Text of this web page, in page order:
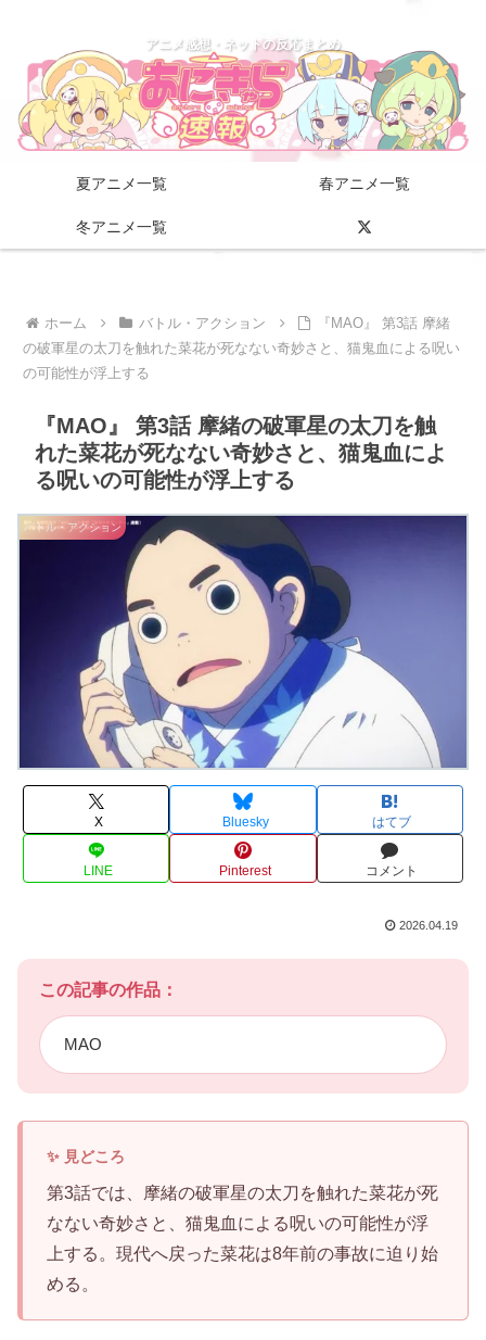
アニメ感想・ネットの反応まとめ
夏アニメ一覧 春アニメ一覧
冬アニメ一覧
ホーム バトル・アクション
『MAO』 第3話 摩緒
の破軍星の太刀を触れた菜花が死なない奇妙さと、猫鬼血による呪い
の可能性が浮上する
『MAO』 第3話 摩緒の破軍星の太刀を触
れた菜花が死なない奇妙さと、猫鬼血によ
る呪いの可能性が浮上する
バトル・アクション
X Bluesky はてブ
LINE Pinterest コメント
2026.04.19
この記事の作品：
MAO
第3話では、摩緒の破軍星の太刀を触れた菜花が死
なない奇妙さと、猫鬼血による呪いの可能性が浮
上する。現代へ戻った菜花は8年前の事故に迫り始
める。